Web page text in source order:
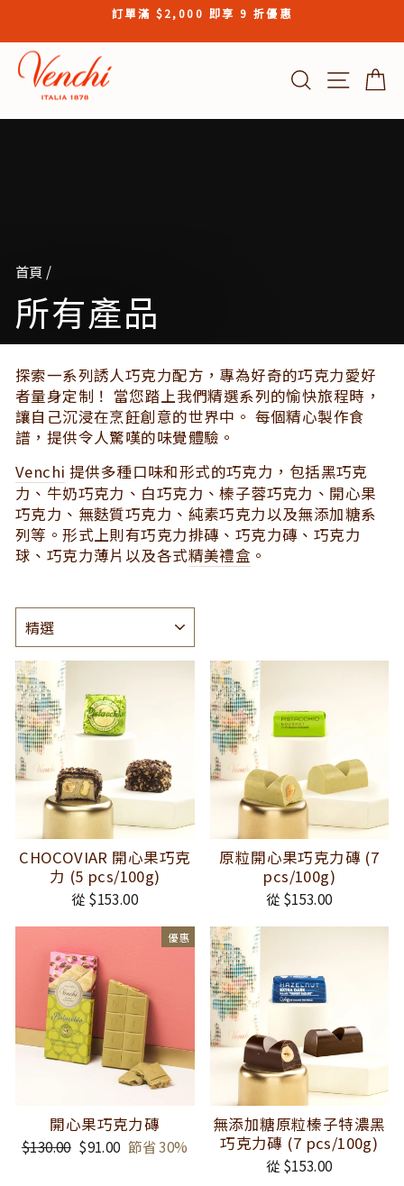
content
Pause
訂單滿 $2,000 即享 9 折優惠
搜索結果
Site
首頁 /
所有產品
探索一系列誘人巧克力配方，專為好奇的巧克力愛好
者量身定制！ 當您踏上我們精選系列的愉快旅程時，
讓自己沉浸在烹飪創意的世界中。 每個精心製作食
譜，提供令人驚嘆的味覺體驗。
Venchi 提供多種口味和形式的巧克力，包括黑巧克
力、牛奶巧克力、白巧克力、榛子蓉巧克力、開心果
巧克力、無麩質巧克力、純素巧克力以及無添加糖系
列等。形式上則有巧克力排磚、巧克力磚、巧克力
球、巧克力薄片以及各式精美禮盒 。
類
CHOCOVIAR 開心果巧克
力 (5 pcs/100g)
從 $153.00
原粒開心果巧克力磚 (7
pcs/100g)
從 $153.00
優惠
開心果巧克力磚
正
$130.00 銷
$91.00 節省 30%
無添加糖原粒榛子特濃黑
巧克力磚 (7 pcs/100g)
從 $153.00